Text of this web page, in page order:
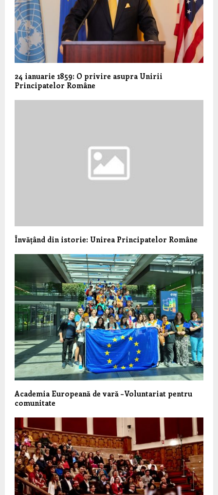
24 ianuarie 1859: O privire asupra Unirii
Principatelor Române
Învățând din istorie: Unirea Principatelor Române
Academia Europeană de vară –Voluntariat pentru
comunitate